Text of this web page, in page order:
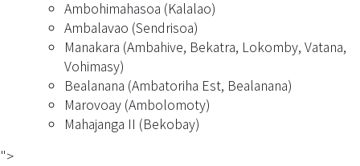
Ambohimahasoa (Kalalao)
Ambalavao (Sendrisoa)
Manakara (Ambahive, Bekatra, Lokomby, Vatana,
Vohimasy)
Bealanana (Ambatoriha Est, Bealanana)
Marovoay (Ambolomoty)
Mahajanga II (Bekobay)
">